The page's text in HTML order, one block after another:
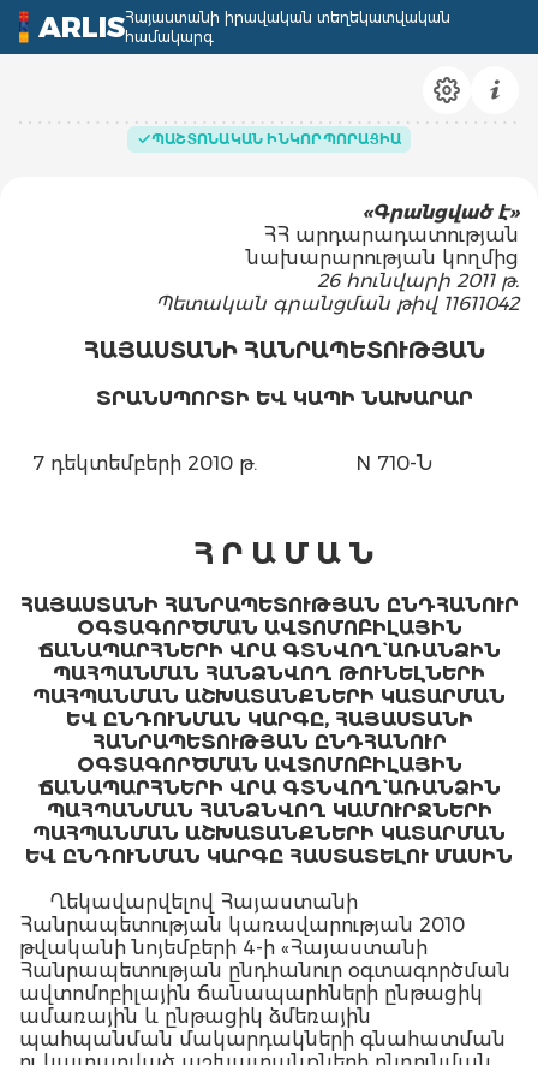
ARLISՀայաստանի իրավական տեղեկատվական
համակարգ
ՊԱՇՏՈՆԱԿԱՆ ԻՆԿՈՐՊՈՐԱՑԻԱ
«Գրանցված է»
ՀՀ արդարադատության
նախարարության կողմից
26 հունվարի 2011 թ.
Պետական գրանցման թիվ 11611042
ՀԱՅԱՍՏԱՆԻ ՀԱՆՐԱՊԵՏՈՒԹՅԱՆ
ՏՐԱՆՍՊՈՐՏԻ ԵՎ ԿԱՊԻ ՆԱԽԱՐԱՐ
7 դեկտեմբերի 2010 թ. N 710-Ն
Հ Ր Ա Մ Ա Ն
ՀԱՅԱՍՏԱՆԻ ՀԱՆՐԱՊԵՏՈՒԹՅԱՆ ԸՆԴՀԱՆՈՒՐ
ՕԳՏԱԳՈՐԾՄԱՆ ԱՎՏՈՄՈԲԻԼԱՅԻՆ
ՃԱՆԱՊԱՐՀՆԵՐԻ ՎՐԱ ԳՏՆՎՈՂ` ԱՌԱՆՁԻՆ
ՊԱՀՊԱՆՄԱՆ ՀԱՆՁՆՎՈՂ ԹՈՒՆԵԼՆԵՐԻ
ՊԱՀՊԱՆՄԱՆ ԱՇԽԱՏԱՆՔՆԵՐԻ ԿԱՏԱՐՄԱՆ
ԵՎ ԸՆԴՈՒՆՄԱՆ ԿԱՐԳԸ, ՀԱՅԱՍՏԱՆԻ
ՀԱՆՐԱՊԵՏՈՒԹՅԱՆ ԸՆԴՀԱՆՈՒՐ
ՕԳՏԱԳՈՐԾՄԱՆ ԱՎՏՈՄՈԲԻԼԱՅԻՆ
ՃԱՆԱՊԱՐՀՆԵՐԻ ՎՐԱ ԳՏՆՎՈՂ` ԱՌԱՆՁԻՆ
ՊԱՀՊԱՆՄԱՆ ՀԱՆՁՆՎՈՂ ԿԱՄՈՒՐՋՆԵՐԻ
ՊԱՀՊԱՆՄԱՆ ԱՇԽԱՏԱՆՔՆԵՐԻ ԿԱՏԱՐՄԱՆ
ԵՎ ԸՆԴՈՒՆՄԱՆ ԿԱՐԳԸ ՀԱՍՏԱՏԵԼՈՒ ՄԱՍԻՆ
Ղեկավարվելով Հայաստանի
Հանրապետության կառավարության 2010
թվականի նոյեմբերի 4-ի «Հայաստանի
Հանրապետության ընդհանուր օգտագործման
ավտոմոբիլային ճանապարհների ընթացիկ
ամառային և ընթացիկ ձմեռային
պահպանման մակարդակների գնահատման
ու կատարված աշխատանքների ընդունման